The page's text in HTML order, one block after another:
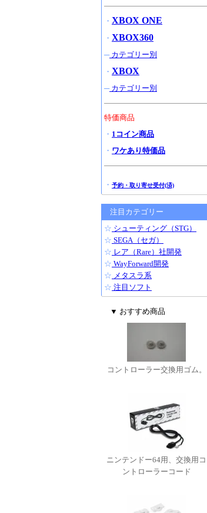
・ XBOX ONE
・ XBOX360
─カテゴリー別
・ XBOX
─カテゴリー別
特価商品
・ 1コイン商品
・ ワケあり特価品
・ 予約・取り寄せ受付(済)
注目カテゴリー
☆ シューティング（STG）
☆ SEGA（セガ）
☆ レア（Rare）社開発
☆ WayForward開発
☆ メタスラ系
☆ 注目ソフト
▼ おすすめ商品
コントローラー交換用ゴム。
ニンテンドー64用、交換用コ
ントローラーコード